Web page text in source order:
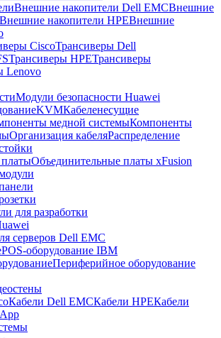
Внешние накопители Dell EMCВнешние
Внешние накопители HPEВнешние
CiscoТрансиверы Dell
Трансиверы HPEТрансиверы
Lenovo
Модули безопасности Huawei
KVMКабеленесущие
медной системыКомпоненты
Организация кабеляРаспределение
Объединительные платы xFusion
для разработки
серверов Dell EMC
POS-оборудование IBM
Периферийное оборудование
Кабели Dell EMCКабели HPEКабели